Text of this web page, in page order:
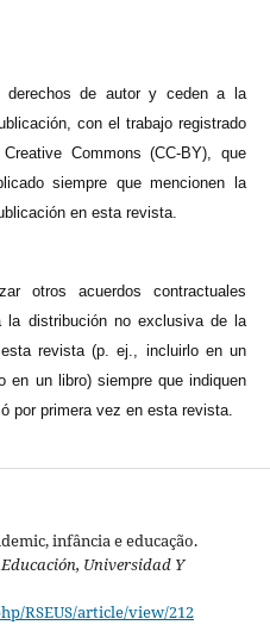
derechos de autor y ceden a la
con el trabajo registrado
Commons (CC-BY), que
siempre que mencionen la
en esta revista.
otros acuerdos contractuales
la distribución no exclusiva de la
revista (p. ej., incluirlo en un
en un libro) siempre que indiquen
por primera vez en esta revista.
infância e educação.
Universidad Y
RSEUS/article/view/212